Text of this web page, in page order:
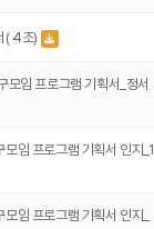
( 4조)
모임 프로그램 기획서_정서
임 프로그램 기획서 인지_1
임 프로그램 기획서 인지_